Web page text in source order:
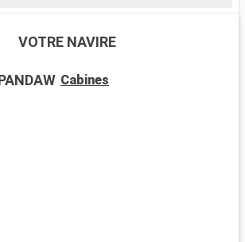
frontières de la Thaïlande, du Myanmar et
VOTRE NAVIRE
Cabines